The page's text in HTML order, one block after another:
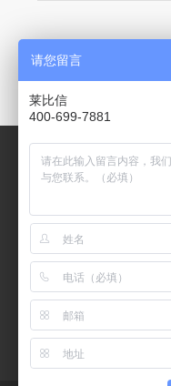
产品中心
OSMO 3000冰点渗透
压仪
OSMOMAT 3000 Basic
冰点渗透压仪
氮气保护离心机
MAM-1型/MAM-1型手
套箱型迷你小型电弧炉
请您留言
莱比信
400-699-7881